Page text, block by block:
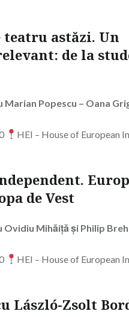
teatru astăzi. Un
de la
Marian Popescu – Oana
HEI – House of European
de Vest
Ovidiu Mihăiță și Philip
HEI – House of European
László-Zsolt